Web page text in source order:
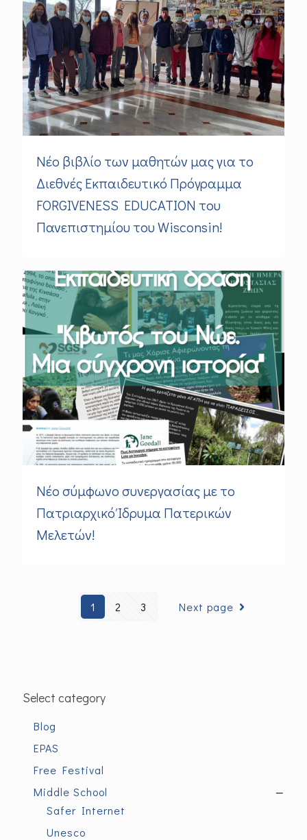
Νέο βιβλίο των μαθητών μας για το
Διεθνές Εκπαιδευτικό Πρόγραμμα
FORGIVENESS EDUCATION του
Πανεπιστημίου του Wisconsin!
Νέο σύμφωνο συνεργασίας με το
Πατριαρχικό Ίδρυμα Πατερικών
Μελετών!
1 2 3 Next page
Select category
Blog
EPAS
Free Festival
—
Middle School
Safer Internet
Unesco